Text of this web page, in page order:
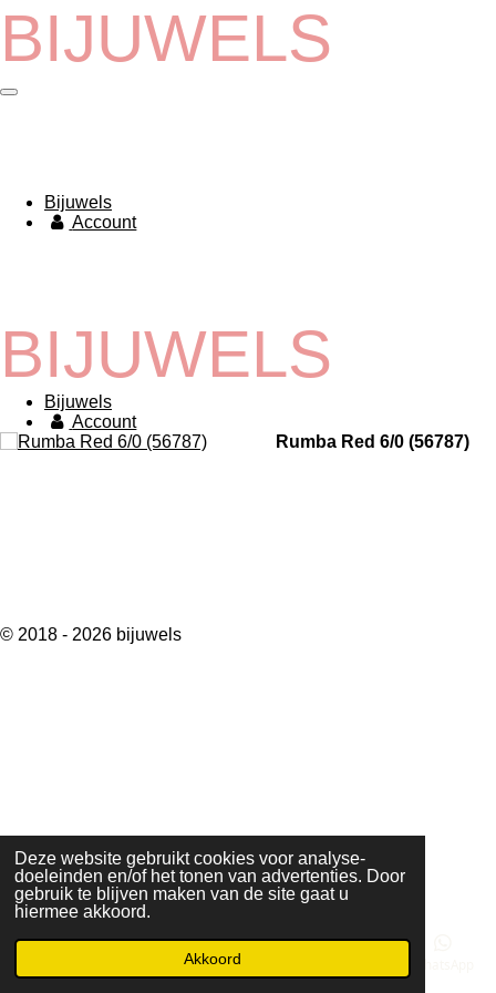
Deze website gebruikt cookies voor analyse-
doeleinden en/of het tonen van advertenties. Door
gebruik te blijven maken van de site gaat u
hiermee akkoord.
Akkoord
Ga
direct
naar
hoofdinhoud
BIJUWELS
Bijuwels
Account
BIJUWELS
Bijuwels
Account
Rumba Red 6/0 (56787)
© 2018 - 2026 bijuwels
Telefoonnummer